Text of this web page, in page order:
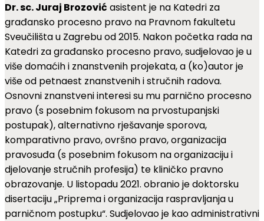
Dr. sc. Juraj Brozović asistent je na Katedri za
građansko procesno pravo na Pravnom fakultetu
Sveučilišta u Zagrebu od 2015. Nakon početka rada na
Katedri za građansko procesno pravo, sudjelovao je u
više domaćih i znanstvenih projekata, a (ko)autor je
više od petnaest znanstvenih i stručnih radova.
Osnovni znanstveni interesi su mu parnično procesno
pravo (s posebnim fokusom na prvostupanjski
postupak), alternativno rješavanje sporova,
komparativno pravo, ovršno pravo, organizacija
pravosuđa (s posebnim fokusom na organizaciju i
djelovanje stručnih profesija) te kliničko pravno
obrazovanje. U listopadu 2021. obranio je doktorsku
disertaciju „Priprema i organizacija raspravljanja u
parničnom postupku“. Sudjelovao je kao administrativni